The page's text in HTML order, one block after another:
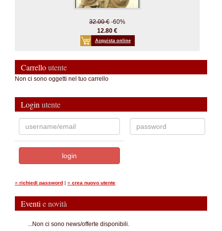
32.00 € -60%
12.80 €
Acquista online
Carrelloutente
Non ci sono oggetti nel tuo carrello
Login utente
» richiedi password | » crea nuovo utente
Eventi e novità
...Non ci sono news/offerte disponibili.